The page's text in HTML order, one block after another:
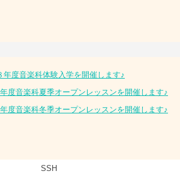
年度音楽科体験入学を開催します♪
度音楽科夏季オープンレッスンを開催します♪
度音楽科冬季オープンレッスンを開催します♪
SSH